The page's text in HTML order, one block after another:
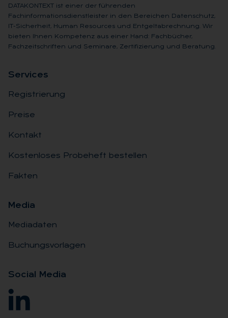
DATAKONTEXT ist einer der führenden
Fachinformationsdienstleister in den Bereichen Datenschutz,
IT-Sicherheit, Human Resources und Entgeltabrechnung. Wir
bieten Ihnen Kompetenz aus einer Hand: Fachbücher,
Fachzeitschriften und Seminare, Zertifizierung und Beratung.
Ser­vices
Registrierung
Preise
Kontakt
Kostenloses Probeheft bestellen
Fakten
Me­dia
Mediadaten
Buchungsvorlagen
So­ci­al Me­dia